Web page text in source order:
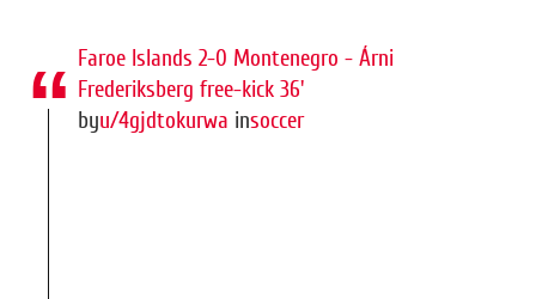
Faroe Islands 2-0 Montenegro - Árni
Frederiksberg free-kick 36'
byu/4gjdtokurwa insoccer